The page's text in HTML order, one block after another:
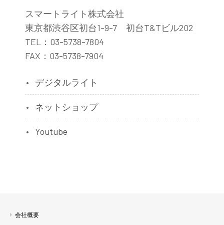
スマートライト株式会社
東京都渋谷区初台1-9-7 初台T&Tビル202
TEL：03-5738-7804
FAX：03-5738-7904
デジタルライト
ネットショップ
Youtube
会社概要